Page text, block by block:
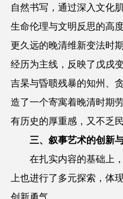
自然书写，通过深入文化
生命伦理与文明反思的高
更久远的晚清维新变法时
经历为主线，反映了戊戌
吉杲与昏聩残暴的知州、
造了一个寄寓着晚清时期
有历史的厚重感，又不乏
三、叙事艺术的创新与
在扎实内容的基础上，
上也进行了多元探索，体
创新勇气。